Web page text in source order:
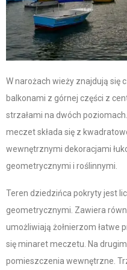
W narożach wieży znajdują się
balkonami z górnej części z
strzałami na dwóch
meczet składa się z
wewnętrznymi dekoracjami
geometrycznymi i roślinnymi.
Teren dziedzińca pokryty jest
geometrycznymi. Zawiera
umożliwiają żołnierzom łatwe
się minaret meczetu. Na
pomieszczenia wewnętrzne.